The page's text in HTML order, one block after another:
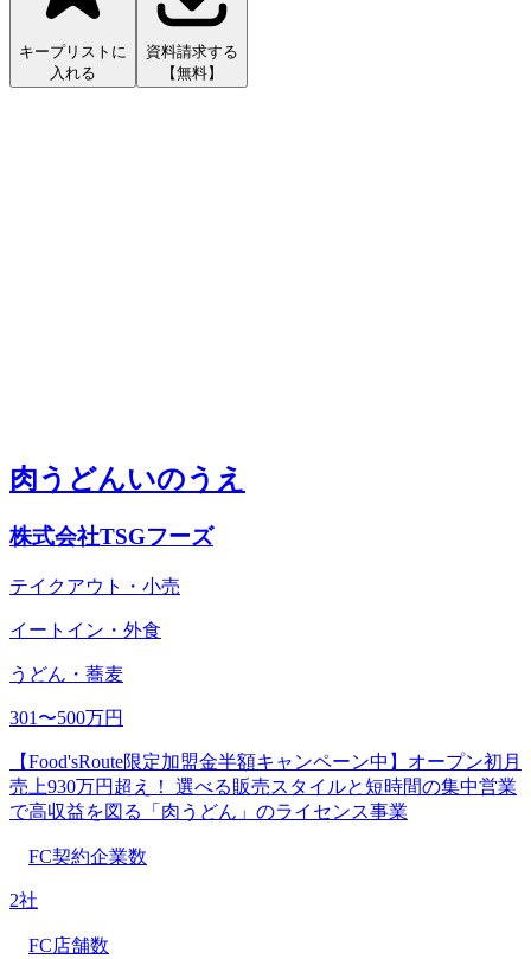
キープリストに
入れる
資料請求する
【無料】
肉うどんいのうえ
株式会社TSGフーズ
テイクアウト・小売
イートイン・外食
うどん・蕎麦
301〜500万円
【Food'sRoute限定加盟金半額キャンペーン中】オープン初月
売上930万円超え！ 選べる販売スタイルと短時間の集中営業
で高収益を図る「肉うどん」のライセンス事業
FC契約企業数
2社
FC店舗数